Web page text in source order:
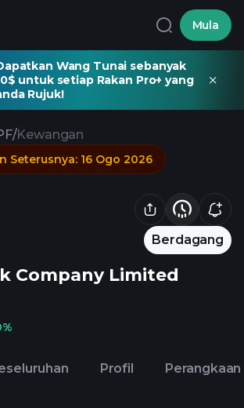
Mula
Wang Tunai sebanyak
untuk setiap Rakan Pro+ yang
Rujuk!
/Kewangan
Berdagang
Company Limited
Seterusnya: 16 Ogo 2026
Profil Perangkaan